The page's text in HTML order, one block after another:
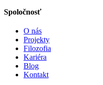
Spoločnosť
O nás
Projekty
Filozofia
Kariéra
Blog
Kontakt